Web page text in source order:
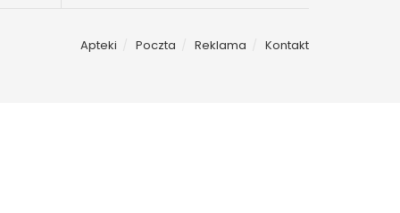
Apteki Poczta Reklama Kontakt